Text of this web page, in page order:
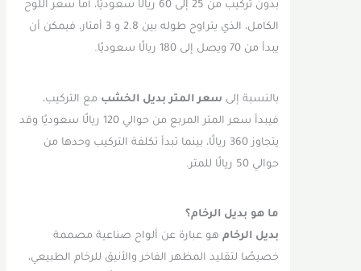
بدون تركيب من 25 إلى 60 ريالًا سعوديًا، أما سعر اللوح
الكامل، الذي يتراوح طوله بين 2.8 و 3 أمتار، فيمكن أن
يبدأ من 70 ويصل إلى 180 ريالًا سعوديًا.
بالنسبة إلىسعر المتر بديل الخشبمع التركيب،
فيبدأ سعر المتر المربع من حوالي 120 ريالًا سعوديًا وقد
يتجاوز 360 ريالًا، بينما تبدأ تكلفة التركيب وحدها من
حوالي 50 ريالًا للمتر.
ما هو بديل الرخام؟
بديل الرخامهو عبارة عن ألواح صناعية مصممة
خصيصًا لتقليد المظهر الفاخر والأنيق للرخام الطبيعي،